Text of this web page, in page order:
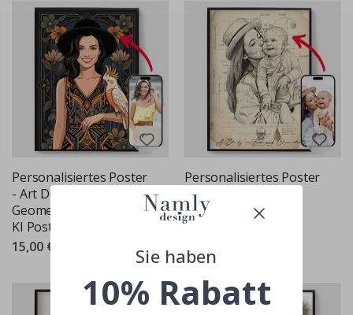
Personalisiertes Poster
- Art Deco
Geometrisches Porträt -
KI Poster
15,00 €
Personalisiertes Poster
- Blaue Druckkunst
Porträt - KI Poster
Bewertung:
5.0von 5 Sternen
Sie haben
10% Rabatt